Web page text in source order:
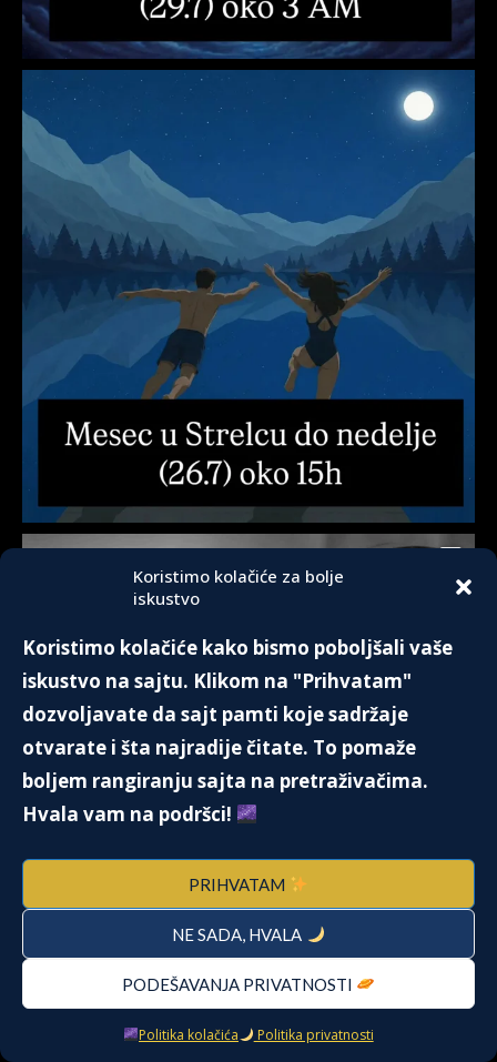
Koristimo kolačiće za bolje
iskustvo
Koristimo kolačiće kako bismo poboljšali vaše
iskustvo na sajtu. Klikom na "Prihvatam"
dozvoljavate da sajt pamti koje sadržaje
otvarate i šta najradije čitate. To pomaže
boljem rangiranju sajta na pretraživačima.
Hvala vam na podršci!
PRIHVATAM
NE SADA, HVALA
PODEŠAVANJA PRIVATNOSTI
Politika kolačića Politika privatnosti